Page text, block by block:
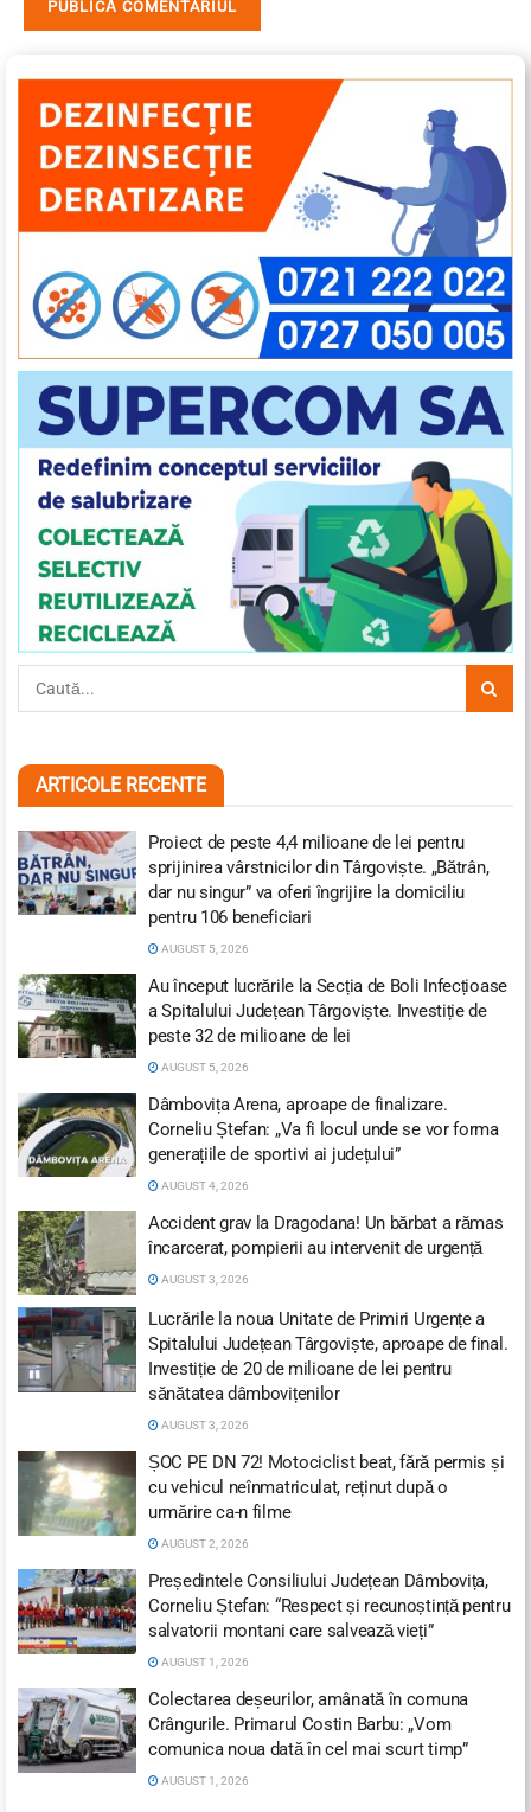
ARTICOLE RECENTE
Proiect de peste 4,4 milioane de lei pentru
sprijinirea vârstnicilor din Târgoviște. „Bătrân,
dar nu singur” va oferi îngrijire la domiciliu
pentru 106 beneficiari
AUGUST 5, 2026
Au început lucrările la Secția de Boli Infecțioase
a Spitalului Județean Târgoviște. Investiție de
peste 32 de milioane de lei
AUGUST 5, 2026
Dâmbovița Arena, aproape de finalizare.
Corneliu Ștefan: „Va fi locul unde se vor forma
generațiile de sportivi ai județului”
AUGUST 4, 2026
Accident grav la Dragodana! Un bărbat a rămas
încarcerat, pompierii au intervenit de urgență
AUGUST 3, 2026
Lucrările la noua Unitate de Primiri Urgențe a
Spitalului Județean Târgoviște, aproape de final.
Investiție de 20 de milioane de lei pentru
sănătatea dâmbovițenilor
AUGUST 3, 2026
ȘOC PE DN 72! Motociclist beat, fără permis și
cu vehicul neînmatriculat, reținut după o
urmărire ca-n filme
AUGUST 2, 2026
Președintele Consiliului Județean Dâmbovița,
Corneliu Ștefan: “Respect și recunoștință pentru
salvatorii montani care salvează vieți”
AUGUST 1, 2026
Colectarea deșeurilor, amânată în comuna
Crângurile. Primarul Costin Barbu: „Vom
comunica noua dată în cel mai scurt timp”
AUGUST 1, 2026